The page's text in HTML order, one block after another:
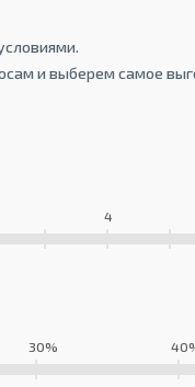
и выберем самое
4
30%